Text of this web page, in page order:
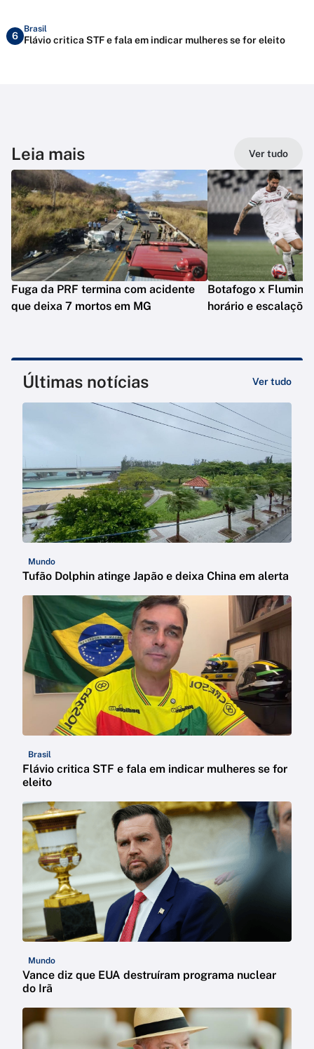
6
Brasil
Flávio critica STF e fala em indicar mulheres se for eleito
Leia mais Ver tudo
Fuga da PRF termina com acidente
que deixa 7 mortos em MG
Botafogo x
horário e escalações
Últimas notícias Ver tudo
Mundo
Tufão Dolphin atinge Japão e deixa China em alerta
Brasil
Flávio critica STF e fala em indicar mulheres se for
eleito
Mundo
Vance diz que EUA destruíram programa nuclear
do Irã